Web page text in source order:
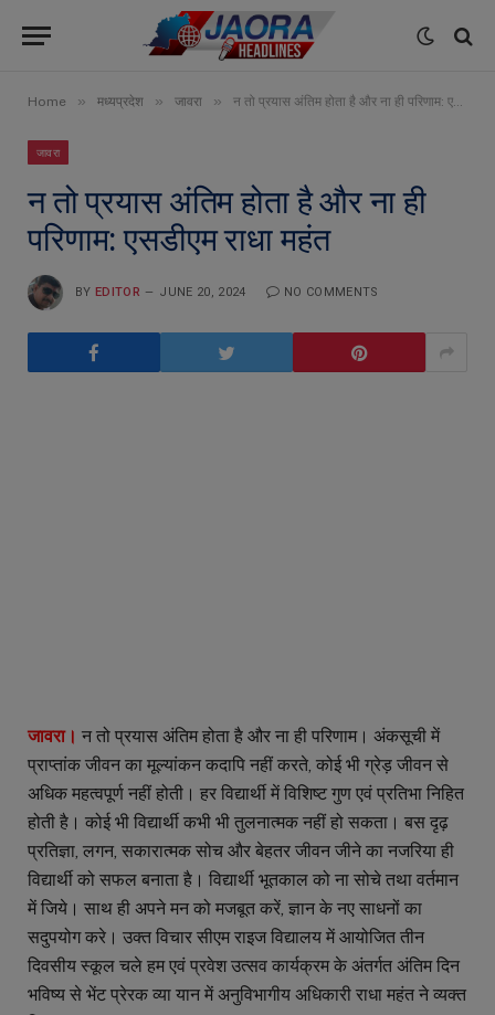
Home » मध्यप्रदेश » जावरा » न तो प्रयास अंतिम होता है और ना ही परिणाम: एसडीएम राधा महंत
जावरा
न तो प्रयास अंतिम होता है और ना ही
परिणाम: एसडीएम राधा महंत
BY EDITOR JUNE 20, 2024 NO COMMENTS
जावरा। न तो प्रयास अंतिम होता है और ना ही परिणाम। अंकसूची में
प्राप्तांक जीवन का मूल्यांकन कदापि नहीं करते, कोई भी ग्रेड़ जीवन से
अधिक महत्वपूर्ण नहीं होती। हर विद्यार्थी में विशिष्ट गुण एवं प्रतिभा निहित
होती है। कोई भी विद्यार्थी कभी भी तुलनात्मक नहीं हो सकता। बस दृढ़
प्रतिज्ञा, लगन, सकारात्मक सोच और बेहतर जीवन जीने का नजरिया ही
विद्यार्थी को सफल बनाता है। विद्यार्थी भूतकाल को ना सोचे तथा वर्तमान
में जिये। साथ ही अपने मन को मजबूत करें, ज्ञान के नए साधनों का
सदुपयोग करे। उक्त विचार सीएम राइज विद्यालय में आयोजित तीन
दिवसीय स्कूल चले हम एवं प्रवेश उत्सव कार्यक्रम के अंतर्गत अंतिम दिन
भविष्य से भेंट प्रेरक व्या यान में अनुविभागीय अधिकारी राधा महंत ने व्यक्त